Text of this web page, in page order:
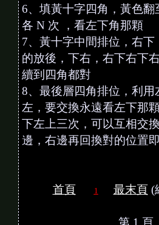
6、填黃十字四角，黃色翻
各 N 次 ，看左下角那顆
7、黃十字中間排位，右
的放後，下右，右下右下
續到四角都對
8、最後層四角排位，利用
左，要交換永遠看左下那
下左上三次，可以互相交
邊，右邊再回換對的位置即
首頁 1 最末頁(
第 1 頁